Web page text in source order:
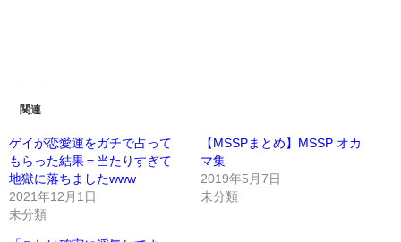
関連
ゲイが恋愛運をガチで占って
もらった結果＝当たりすぎて
地獄に落ちましたwww
2021年12月1日
未分類
【MSSPまとめ】MSSP オカ
マ集
2019年5月7日
未分類